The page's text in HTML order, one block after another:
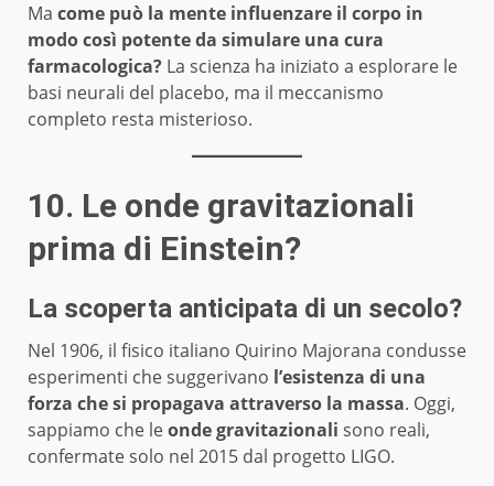
Ma come può la mente influenzare il corpo in
modo così potente da simulare una cura
farmacologica? La scienza ha iniziato a esplorare le
basi neurali del placebo, ma il meccanismo
completo resta misterioso.
10. Le onde gravitazionali
prima di Einstein?
La scoperta anticipata di un secolo?
Nel 1906, il fisico italiano Quirino Majorana condusse
esperimenti che suggerivano l’esistenza di una
forza che si propagava attraverso la massa. Oggi,
sappiamo che leonde gravitazionali sono reali,
confermate solo nel 2015 dal progetto LIGO.